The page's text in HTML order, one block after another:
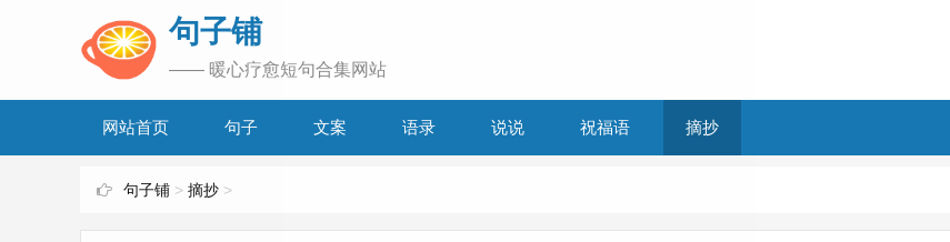
句子铺
—— 暖心疗愈短句合集网站
网站首页 句子 文案 语录 说说 祝福语 摘抄
句子铺 > 摘抄 >